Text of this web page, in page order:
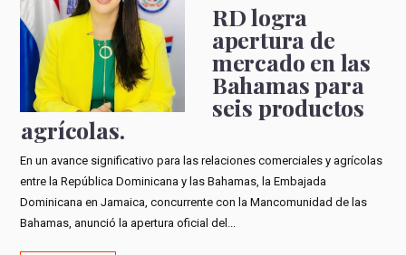
RD logra
apertura de
mercado en las
Bahamas para
seis productos
agrícolas.
En un avance significativo para las relaciones comerciales y agrícolas
entre la República Dominicana y las Bahamas, la Embajada
Dominicana en Jamaica, concurrente con la Mancomunidad de las
Bahamas, anunció la apertura oficial del...